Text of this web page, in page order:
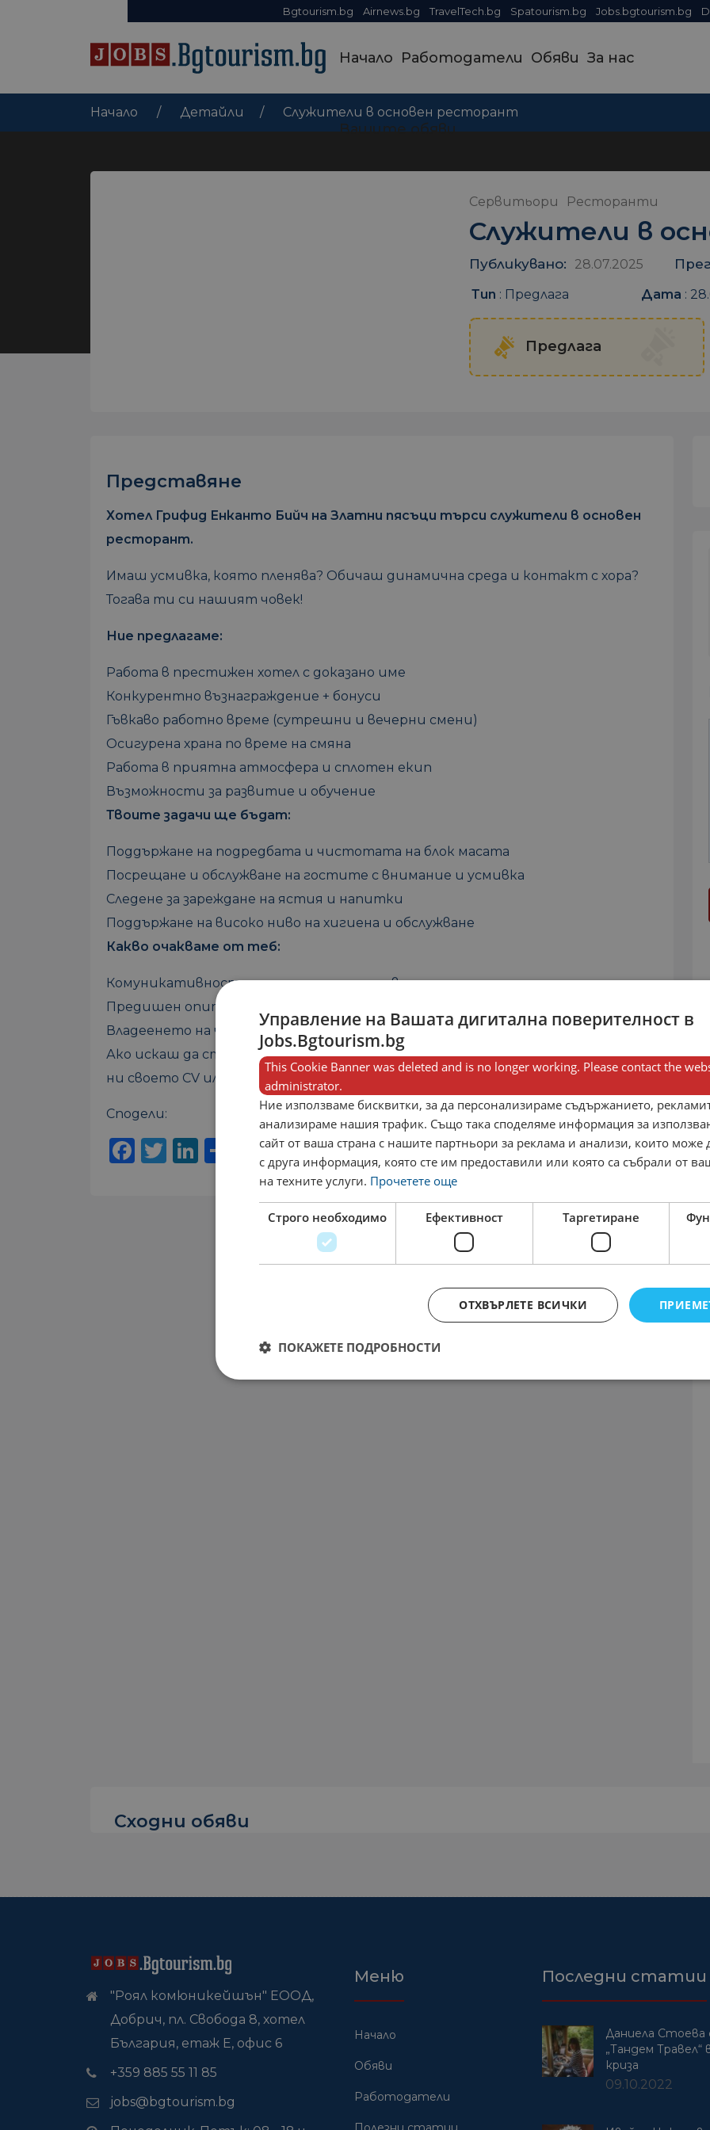
Bgtourism.bg Airnews.bg TravelTech.bg Spatourism.bg Jobs.bgtourism.bg
Начало Работодатели Обяви За нас
Вашите обяви
Начало Детайли Служители в основен ресторант
Сервитьори Ресторанти
Служители в
Публикувано: 28.07.2025
Тип : Предлага Дата :
Предлага
Представяне
Хотел Грифид Енканто Бийч на Златни пясъци търси служители в основен
ресторант.
Имаш усмивка, която пленява? Обичаш динамична среда и контакт с хора?
Тогава ти си нашият човек!
Ние предлагаме:
Работа в престижен хотел с доказано име
Конкурентно възнаграждение + бонуси
Гъвкаво работно време (сутрешни и вечерни смени)
Осигурена храна по време на смяна
Работа в приятна атмосфера и сплотен екип
Възможности за развитие и обучение
Твоите задачи ще бъдат:
Поддържане на подредбата и чистотата на блок масата
Посрещане и обслужване на гостите с внимание и усмивка
Следене за зареждане на ястия и напитки
Поддържане на високо ниво на хигиена и обслужване
Какво очакваме от теб:
Комуникативност, енергичност и отговорност
Предишен опит е предимство, но не е задължителен
Владеенето на чужд език (английски, немски или френски) е плюс
Ако искаш да станеш част от екипа на хотел Грифид Енканто Бийч, изпрати
ни своето CV или се обади на посочения телефон.
Сподели:
Facebook
Twitter
LinkedIn
Share
Сходни обяви
"Роял комюникейшън" ЕООД,
Добрич, пл. Свобода 8, хотел
България, етаж Е, офис 6
+359 885 55 11 85
jobs@bgtourism.bg
Меню
Начало
Обяви
Работодатели
Последни статии
Даниела Стоева
„Тандем Травел“
криза
09.10.2022
Управление на Вашата дигитална поверителност в
Jobs.Bgtourism.bg
This Cookie Banner was deleted and is no longer working. Please contact the
administrator.
Ние използваме бисквитки, за да персонализираме съдържанието,
анализираме нашия трафик. Също така споделяме информация за
сайт от ваша страна с нашите партньори за реклама и анализи, които може
с друга информация, която сте им предоставили или която са събрали от
на техните услуги. Прочетете още
Строго необходимо Ефективност Таргетиране
ОТХВЪРЛЕТЕ ВСИЧКИ
ПОКАЖЕТЕ ПОДРОБНОСТИ